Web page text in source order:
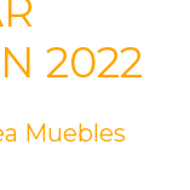
2022
Muebles